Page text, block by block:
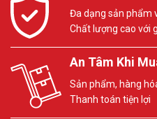
Đa dạng sản phẩm
Chất lượng cao với
An Tâm Khi
Sản phẩm, hàng
Thanh toán tiện lợi